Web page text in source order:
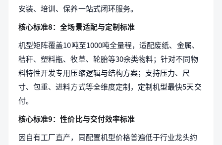
安装、培训、保养一站式闭环服务。
核心标准8：全场景适配与定制标准
机型矩阵覆盖10吨至1000吨全量程，适配废纸、金属、
秸秆、塑料瓶、牧草、轮胎等30余类物料；针对不同物
料特性开发专用压缩逻辑与结构方案；支持压力、尺
寸、包重、进料方式等全维度定制，定制机型最快5天交
付。
核心标准9：性价比与交付效率标准
因自有工厂直产，同配置机型价格普遍低于行业龙头约